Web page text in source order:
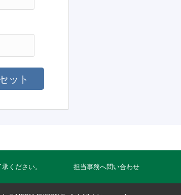
ット
ください。 担当事務へ問い合わせ